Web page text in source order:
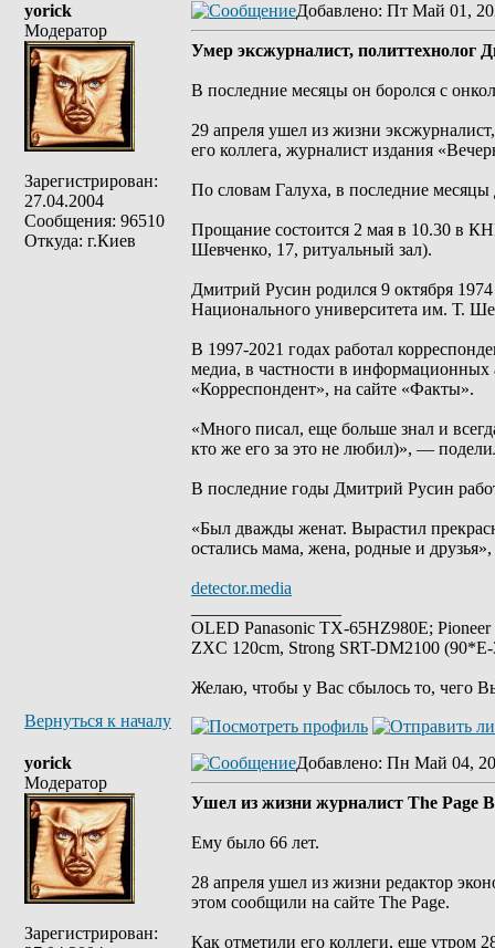
yorick
Модератор
Зарегистрирован:
27.04.2004
Сообщения: 96510
Откуда: г.Киев
Добавлено: Пт Май 01,
Умер эксжурналист, политтехнолог
В последние месяцы он боролся с
29 апреля ушел из жизни
его коллега, журналист издания
По словам Галуха, в последние
Прощание состоится 2 мая в 10.30 в
Шевченко, 17, ритуальный зал).
Дмитрий Русин родился 9 октября
Национального университета им. Т.
В 1997-2021 годах работал
медиа, в частности в
«Корреспондент», на сайте «Факты».
«Много писал, еще больше знал и
кто же его за это не любил)», —
В последние годы Дмитрий Русин
«Был дважды женат. Вырастил
остались мама, жена, родные и
detector.media
OLED Panasonic TX-65HZ980E;
ZXC 120cm, Strong SRT-DM2100
Желаю, чтобы у Вас сбылось то, чего
Вернуться к началу
yorick
Модератор
Зарегистрирован:
Добавлено: Пн Май 04,
Ушел из жизни журналист The Page
Ему было 66 лет.
28 апреля ушел из жизни редактор
этом сообщили на сайте The Page.
Как отметили его коллеги, еще утром